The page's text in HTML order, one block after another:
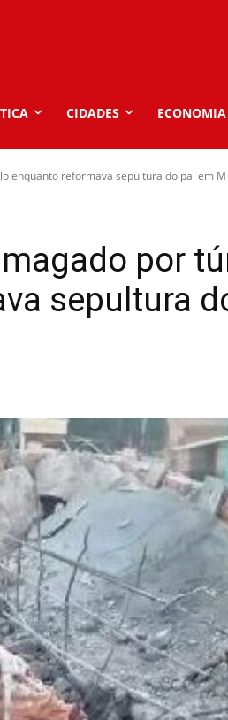
CIDADES
enquanto reformava sepultura do pai em
por
sepultura